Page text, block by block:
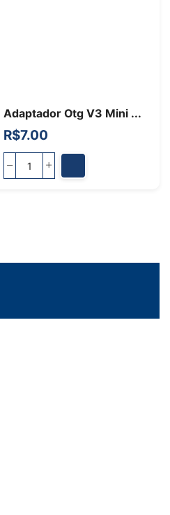
Adaptador Otg V3 Mini ...
R$7.00